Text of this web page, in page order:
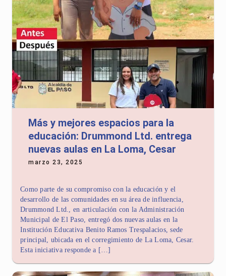
Más y mejores espacios para la
educación: Drummond Ltd. entrega
nuevas aulas en La Loma, Cesar
marzo 23, 2025
Como parte de su compromiso con la educación y el
desarrollo de las comunidades en su área de influencia,
Drummond Ltd., en articulación con la Administración
Municipal de El Paso, entregó dos nuevas aulas en la
Institución Educativa Benito Ramos Trespalacios, sede
principal, ubicada en el corregimiento de La Loma, Cesar.
Esta iniciativa responde a […]